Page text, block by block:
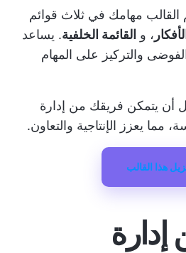
القالب مهامك في ثلاث قوائم
، و القائمة الخلفية. يساعد
والتركيز على المهام
أن يتمكن فريقك من إدارة
مما يعزز الإنتاجية والتعاون.
هذا القالب